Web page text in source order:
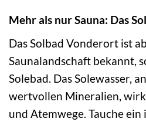
Mehr als nur Sauna: Das
Das Solbad Vonderort ist
Saunalandschaft bekannt,
Solebad. Das Solewasser,
wertvollen Mineralien,
und Atemwege. Tauche ein